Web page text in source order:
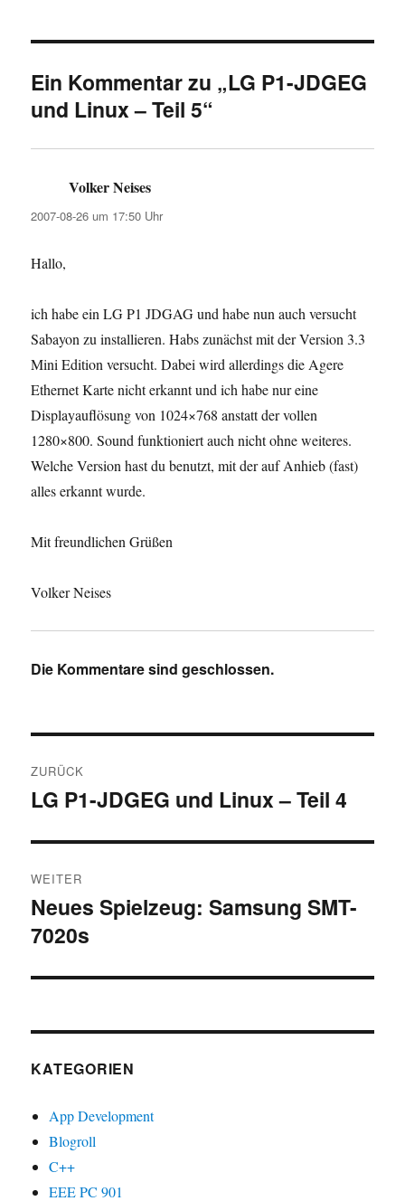
Ein Kommentar zu „LG P1-JDGEG
und Linux – Teil 5“
Volker Neises
2007-08-26 um 17:50 Uhr
Hallo,
ich habe ein LG P1 JDGAG und habe nun auch versucht
Sabayon zu installieren. Habs zunächst mit der Version 3.3
Mini Edition versucht. Dabei wird allerdings die Agere
Ethernet Karte nicht erkannt und ich habe nur eine
Displayauflösung von 1024×768 anstatt der vollen
1280×800. Sound funktioniert auch nicht ohne weiteres.
Welche Version hast du benutzt, mit der auf Anhieb (fast)
alles erkannt wurde.
Mit freundlichen Grüßen
Volker Neises
Die Kommentare sind geschlossen.
ZURÜCK
Vorheriger
LG P1-JDGEG und Linux – Teil 4
WEITER
Nächster
Beitrag:
Neues Spielzeug: Samsung SMT-
7020s
KATEGORIEN
App Development
Blogroll
C++
EEE PC 901